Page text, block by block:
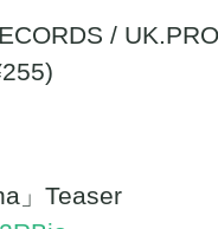
/
」Teaser